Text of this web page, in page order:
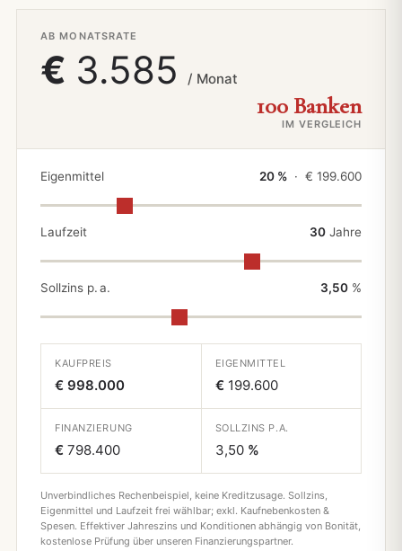
Video abspielen
Drohnenflug & Rundgang
AB MONATSRATE
€ 3.585 / Monat
100 Banken
IM VERGLEICH
Eigenmittel 20 % · € 199.600
Laufzeit 30 Jahre
Sollzins p. a. 3,50 %
KAUFPREIS
€ 998.000
EIGENMITTEL
€ 199.600
FINANZIERUNG
€ 798.400
SOLLZINS P.A.
3,50%
Unverbindliches Rechenbeispiel, keine Kreditzusage. Sollzins,
Eigenmittel und Laufzeit frei wählbar; exkl. Kaufnebenkosten &
Spesen. Effektiver Jahreszins und Konditionen abhängig von Bonität,
kostenlose Prüfung über unseren Finanzierungspartner.